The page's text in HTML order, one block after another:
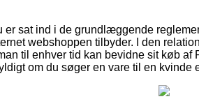
er sat ind i de grundlæggende
webshoppen tilbyder. I den
til enhver tid kan bevidne sit køb
om du søger en vare til en kvinde